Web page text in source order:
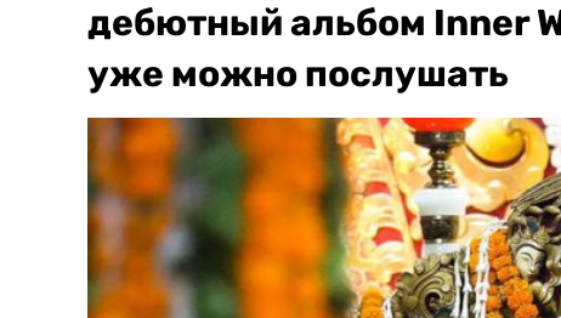
дебютный альбом Inner
уже можно послушать